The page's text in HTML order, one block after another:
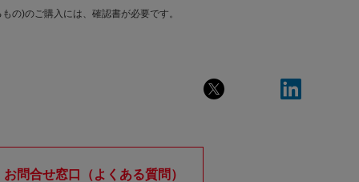
の)のご購入には、確認書が必要です。
お問合せ窓口（よくある質問）